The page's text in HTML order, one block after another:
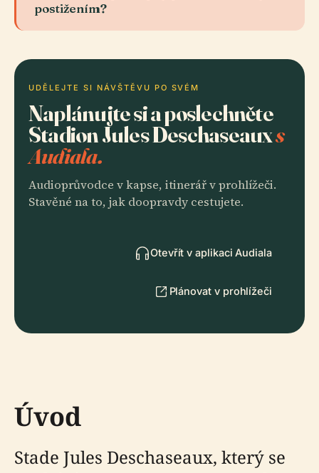
postižením?
UDĚLEJTE SI NÁVŠTĚVU PO SVÉM
Naplánujte si a poslechněte
Stadion Jules Deschaseauxs
Audiala.
Audioprůvodce v kapse, itinerář v prohlížeči.
Stavěné na to, jak doopravdy cestujete.
Otevřít v aplikaci Audiala
Plánovat v prohlížeči
Úvod
Stade Jules Deschaseaux, který se